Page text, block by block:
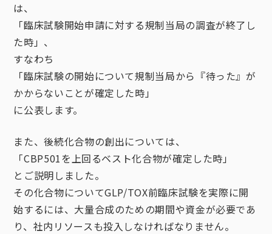
は、
「臨床試験開始申請に対する規制当局の調査が終了し
た時」、
すなわち
「臨床試験の開始について規制当局から『待った』が
かからないことが確定した時」
に公表します。
また、後続化合物の創出については、
「CBP501を上回るベスト化合物が確定した時」
とご説明しました。
その化合物についてGLP/TOX前臨床試験を実際に開
始するには、大量合成のための期間や資金が必要であ
り、社内リソースも投入しなければなりません。